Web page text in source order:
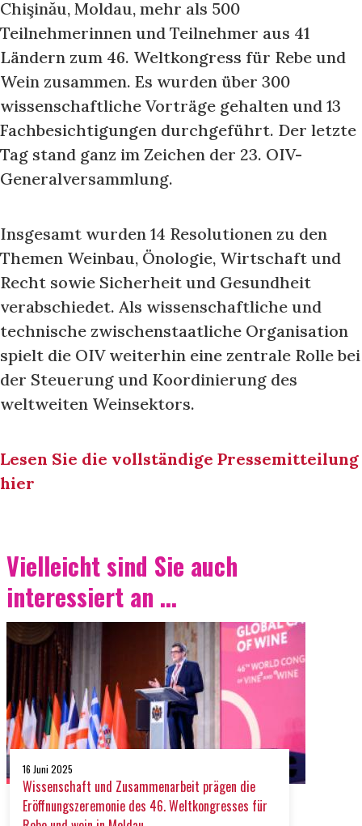
Chişinău, Moldau, mehr als 500
Teilnehmerinnen und Teilnehmer aus 41
Ländern zum 46. Weltkongress für Rebe und
Wein zusammen. Es wurden über 300
wissenschaftliche Vorträge gehalten und 13
Fachbesichtigungen durchgeführt. Der letzte
Tag stand ganz im Zeichen der 23. OIV-
Generalversammlung.
Insgesamt wurden 14 Resolutionen zu den
Themen Weinbau, Önologie, Wirtschaft und
Recht sowie Sicherheit und Gesundheit
verabschiedet. Als wissenschaftliche und
technische zwischenstaatliche Organisation
spielt die OIV weiterhin eine zentrale Rolle bei
der Steuerung und Koordinierung des
weltweiten Weinsektors.
Lesen Sie die vollständige Pressemitteilung
hier
Vielleicht sind Sie auch
interessiert an ...
16 Juni 2025
Wissenschaft und Zusammenarbeit prägen die
Eröffnungszeremonie des 46. Weltkongresses für